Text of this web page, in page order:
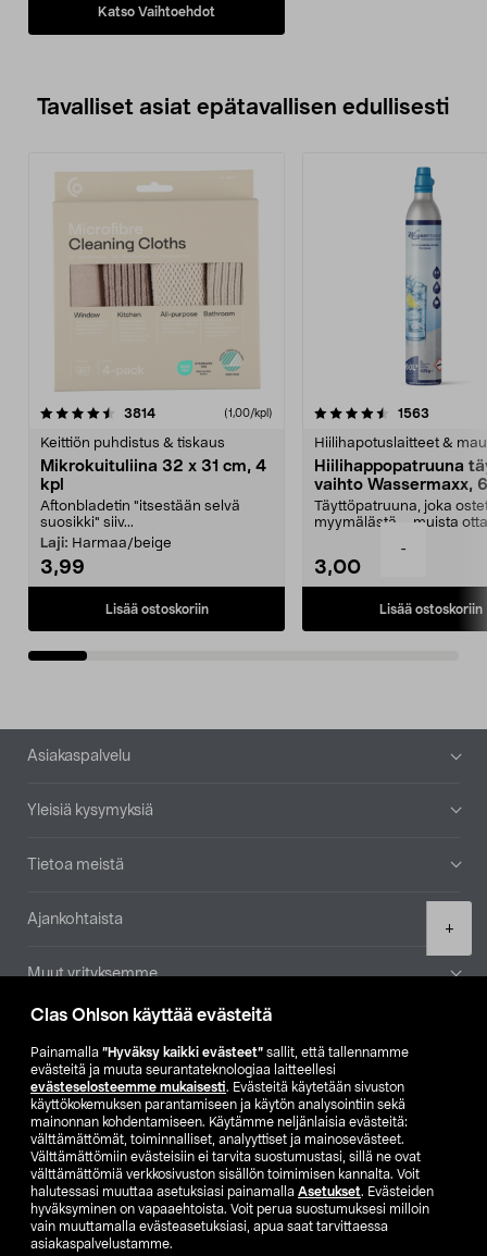
Clas Ohlson käyttää evästeitä
Painamalla ”Hyväksy kaikki evästeet” sallit, että tallennamme
evästeitä ja muuta seurantateknologiaa laitteellesi
evästeselosteemme mukaisesti. Evästeitä käytetään sivuston
käyttökokemuksen parantamiseen ja käytön analysointiin sekä
mainonnan kohdentamiseen. Käytämme neljänlaisia evästeitä:
välttämättömät, toiminnalliset, analyyttiset ja mainosevästeet.
Välttämättömiin evästeisiin ei tarvita suostumustasi, sillä ne ovat
välttämättömiä verkkosivuston sisällön toimimisen kannalta. Voit
halutessasi muuttaa asetuksiasi painamalla Asetukset. Evästeiden
hyväksyminen on vapaaehtoista. Voit perua suostumuksesi milloin
vain muuttamalla evästeasetuksiasi, apua saat tarvittaessa
asiakaspalvelustamme.
-
+
saamiseksi.Katso Vaihtoehdot
Tavalliset asiat epätavallisen edullisesti
3814arvostelut (1,00/kpl)
Keittiön puhdistus & tiskaus
Mikrokuituliina 32 x 31 cm, 4
kpl
Aftonbladetin "itsestään selvä
suosikki" siiv...
Laji: Harmaa/beige
3,99
Lisää ostoskoriin
4.5viidestä
1563
Hiilihapotuslaitteet &
Hiilihappopatruuna
vaihto Wassermaxx,
Täyttöpatruuna, joka
myymälästä – muista
3,00
Lisää ostoskoriin
4.5viidestä
Alatunniste
Asiakaspalvelu
Yleisiä kysymyksiä
Tietoa meistä
Ajankohtaista
Muut yrityksemme
Etsi myymälä
SE NO FI
FI SV